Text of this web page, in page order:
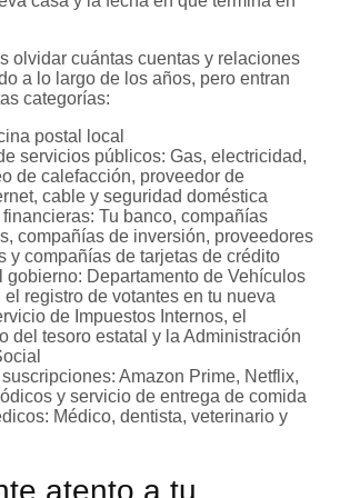
olvidar cuántas cuentas y relaciones
a lo largo de los años, pero entran
categorías:
postal local
servicios públicos: Gas, electricidad,
de calefacción, proveedor de
cable y seguridad doméstica
financieras: Tu banco, compañías
compañías de inversión, proveedores
y compañías de tarjetas de crédito
gobierno: Departamento de Vehículos
el registro de votantes en tu nueva
de Impuestos Internos, el
del tesoro estatal y la Administración
Amazon Prime, Netflix,
y servicio de entrega de comida
Médico, dentista, veterinario y